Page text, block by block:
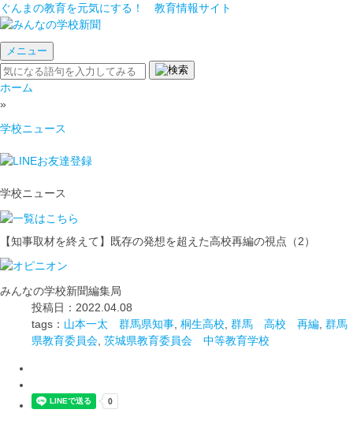
ぐんまの教育を元気にする！ 教育情報サイト
メニュー
ホーム
»
学校ニュース
学校ニュース
【知事取材を終えて】既存の発想を超えた高校再編の視点（2）
みんなの学校新聞編集局
投稿日：2022.04.08
tags： 山本一太 群馬県知事 桐生高校 群馬 高校 再編 群馬
県教育委員会 茨城県教育委員会 中等教育学校